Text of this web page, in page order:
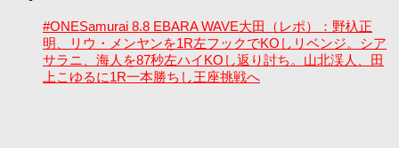
#ONESamurai 8.8 EBARA WAVE大田（レポ）：野杁正
明、リウ・メンヤンを1R左フックでKOしリベンジ。シア
サラニ、海人を87秒左ハイKOし返り討ち。山北渓人、田
上こゆるに1R一本勝ちし王座挑戦へ